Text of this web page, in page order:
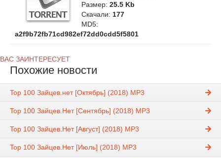
Размер: 25.5 Kb
Скачали: 177
MD5:
a2f9b72fb71cd982ef72dd0cdd5f5801
ВАС ЗАИНТЕРЕСУЕТ
Похожие новости
Top 100 Зайцев.нет [Октябрь] (2018) MP3
Top 100 Зайцев.Нет [Сентябрь] (2018) MP3
Top 100 Зайцев.Нет [Август] (2018) MP3
Top 100 Зайцев.Нет [Июль] (2018) MP3